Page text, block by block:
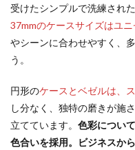
受けたシンプルで洗練され
37mmのケースサイズはユニ
やシーンに合わせやすく、
う。
円形のケースとベゼルは、
し分なく、独特の磨きが施
立てています。 色彩につい
色合いを採用。ビジネスか